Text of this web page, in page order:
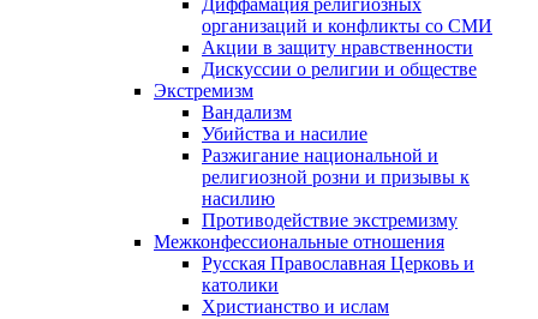
Диффамация религиозных
организаций и конфликты со СМИ
Акции в защиту нравственности
Дискуссии о религии и обществе
Экстремизм
Вандализм
Убийства и насилие
Разжигание национальной и
религиозной розни и призывы к
насилию
Противодействие экстремизму
Межконфессиональные отношения
Русская Православная Церковь и
католики
Христианство и ислам